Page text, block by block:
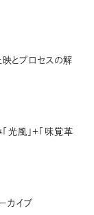
とプロセスの解
光風」＋「味覚革
カイブ